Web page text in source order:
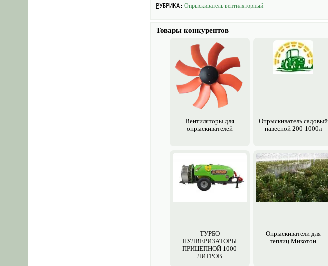
РУБРИКА: Опрыски­ватель вентиляторный
Товары конкурентов
Вентиляторы для
опрыски­вателей
Опрыски­ватель садовый
навесной 200-1000л
ТУРБО
ПУЛВЕРИЗАТОРЫ
ПРИЦЕПНОЙ 1000
ЛИТРОВ
Опрыски­ватели для
теплиц Микотон